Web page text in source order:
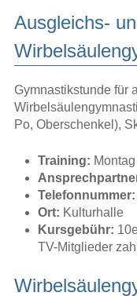
Ausgleichs-
Gymnastikstunde für
Po, Oberschenkel),
Training:
Telefonnummer:
Ort: Kulturhalle
Kursgebühr:
TV-Mitglieder